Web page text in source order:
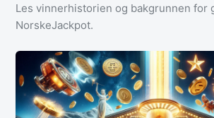
Les vinnerhistorien og bakgrunnen for
NorskeJackpot.